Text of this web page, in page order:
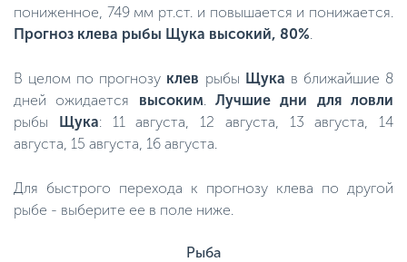
пониженное, 749 мм рт.ст. и повышается и понижается.
Прогноз клева рыбы Щука высокий, 80%.
В целом по прогнозу клев рыбы Щука в ближайшие 8
дней ожидается высоким.Лучшие дни для ловли
рыбы Щука: 11 августа, 12 августа, 13 августа, 14
августа, 15 августа, 16 августа.
Для быстрого перехода к прогнозу клева по другой
рыбе - выберите ее в поле ниже.
Рыба